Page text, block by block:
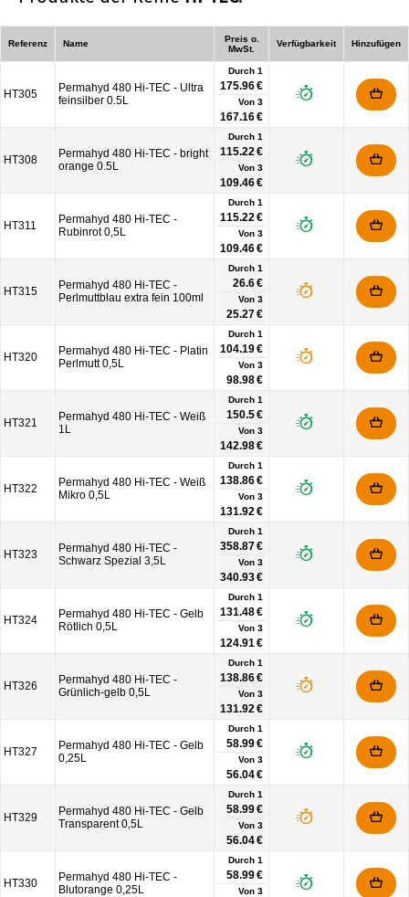
Referenz Name
Preis o.
MwSt.
Verfügbarkeit Hinzufügen
HT305
Permahyd 480 Hi-TEC - Ultra
feinsilber 0.5L
Durch 1
175.96 €
Von 3
167.16 €
HT308
Permahyd 480 Hi-TEC - bright
orange 0.5L
Durch 1
115.22 €
Von 3
109.46 €
HT311
Permahyd 480 Hi-TEC -
Rubinrot 0,5L
Durch 1
115.22 €
Von 3
109.46 €
HT315
Permahyd 480 Hi-TEC -
Perlmuttblau extra fein 100ml
Durch 1
26.6 €
Von 3
25.27 €
HT320
Permahyd 480 Hi-TEC - Platin
Perlmutt 0,5L
Durch 1
104.19 €
Von 3
98.98 €
HT321
Permahyd 480 Hi-TEC - Weiß
1L
Durch 1
150.5 €
Von 3
142.98 €
HT322
Permahyd 480 Hi-TEC - Weiß
Mikro 0,5L
Durch 1
138.86 €
Von 3
131.92 €
HT323
Permahyd 480 Hi-TEC -
Schwarz Spezial 3,5L
Durch 1
358.87 €
Von 3
340.93 €
HT324
Permahyd 480 Hi-TEC - Gelb
Rötlich 0,5L
Durch 1
131.48 €
Von 3
124.91 €
HT326
Permahyd 480 Hi-TEC -
Grünlich-gelb 0,5L
Durch 1
138.86 €
Von 3
131.92 €
HT327
Permahyd 480 Hi-TEC - Gelb
0,25L
Durch 1
58.99 €
Von 3
56.04 €
HT329
Permahyd 480 Hi-TEC - Gelb
Transparent 0,5L
Durch 1
58.99 €
Von 3
56.04 €
HT330
Permahyd 480 Hi-TEC -
Blutorange 0,25L
Durch 1
58.99 €
Von 3